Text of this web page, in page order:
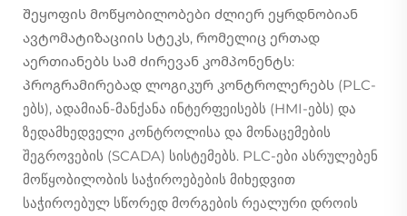
შეყოფის მოწყობილობები ძლიერ ეყრდნობიან
ავტომატიზაციის სტეკს, რომელიც ერთად
აერთიანებს სამ ძირევან კომპონენტს:
პროგრამირებად ლოგიკურ კონტროლერებს (PLC-
ებს), ადამიან-მანქანა ინტერფეისებს (HMI-ებს) და
ზედამხედველი კონტროლისა და მონაცემების
შეგროვების (SCADA) სისტემებს. PLC-ები ასრულებენ
მოწყობილობის საჭიროებების მიხედვით
საჭიროებულ სწორედ მორგების რეალური დროის